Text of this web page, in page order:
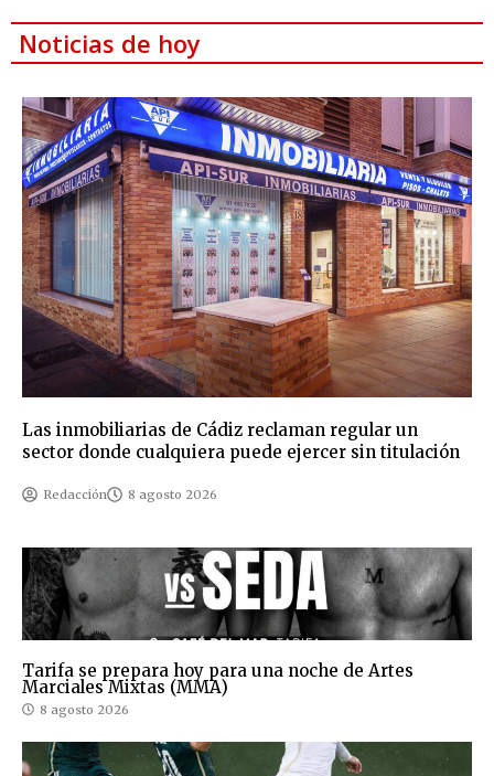
Noticias de hoy
Las inmobiliarias de Cádiz reclaman regular un
sector donde cualquiera puede ejercer sin titulación
Redacción 8 agosto 2026
Tarifa se prepara hoy para una noche de Artes
Marciales Mixtas (MMA)
8 agosto 2026